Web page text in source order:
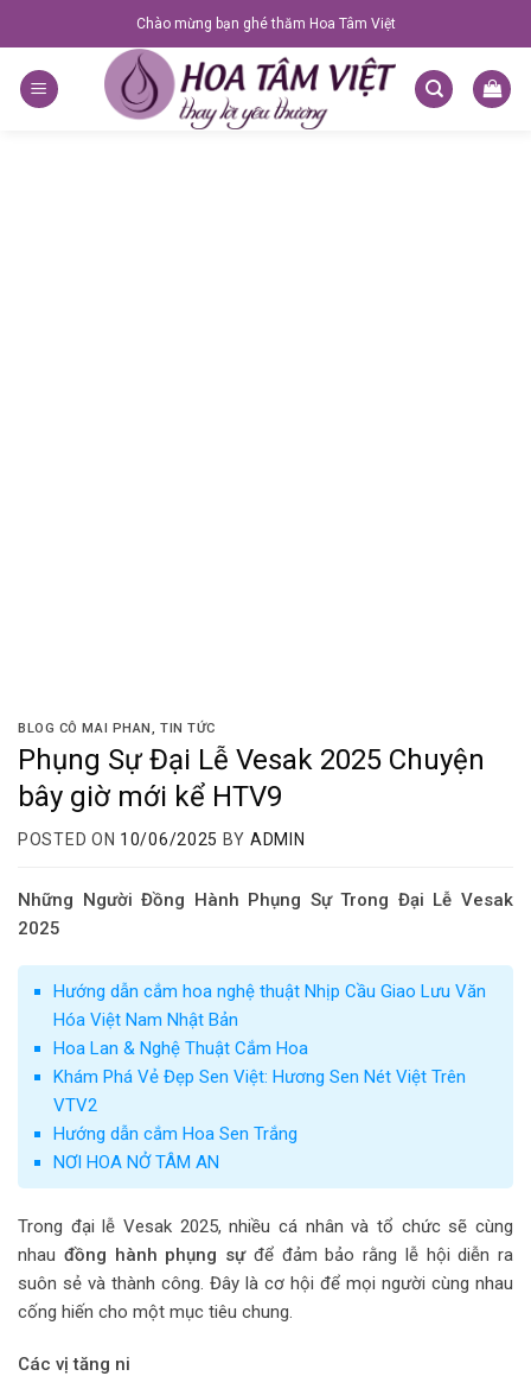
to
content
Chào mừng bạn ghé thăm Hoa Tâm Việt
BLOG CÔ MAI PHAN,TIN TỨC
Phụng Sự Đại Lễ Vesak 2025 Chuyện
bây giờ mới kể HTV9
POSTED ON 10/06/2025 BY ADMIN
Những Người Đồng Hành Phụng Sự Trong Đại Lễ Vesak
2025
Hướng dẫn cắm hoa nghệ thuật Nhịp Cầu Giao Lưu Văn
Hóa Việt Nam Nhật Bản
Hoa Lan & Nghệ Thuật Cắm Hoa
Khám Phá Vẻ Đẹp Sen Việt: Hương Sen Nét Việt Trên
VTV2
Hướng dẫn cắm Hoa Sen Trắng
NƠI HOA NỞ TÂM AN
Trong đại lễ Vesak 2025, nhiều cá nhân và tổ chức sẽ cùng
nhau đồng hành phụng sựđể đảm bảo rằng lễ hội diễn ra
suôn sẻ và thành công. Đây là cơ hội để mọi người cùng nhau
cống hiến cho một mục tiêu chung.
Các vị tăng ni